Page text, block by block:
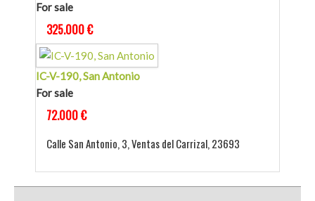
For sale
325.000 €
IC-V-190, San Antonio
For sale
72.000 €
Calle San Antonio, 3, Ventas del Carrizal, 23693